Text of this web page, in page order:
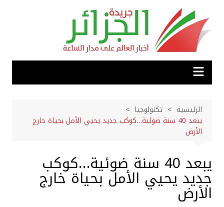
المحتوى
الرئيسية
تكنولوجيا
يبعد 40 سنة ضوئية…كوكب جديد يحيي الأمل بحياة خارج
الأرض
يبعد 40 سنة ضوئية…كوكب
جديد يحيي الأمل بحياة خارج
الأرض